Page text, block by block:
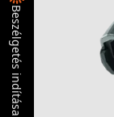
Beszélgetés indítása